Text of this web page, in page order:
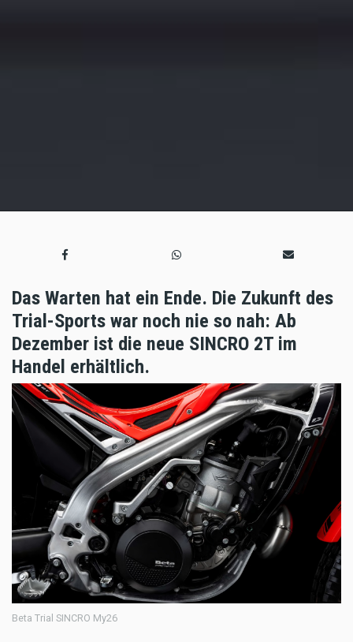
Das Warten hat ein Ende. Die Zukunft des
Trial-Sports war noch nie so nah: Ab
Dezember ist die neue SINCRO 2T im
Handel erhältlich.
Beta Trial SINCRO My26